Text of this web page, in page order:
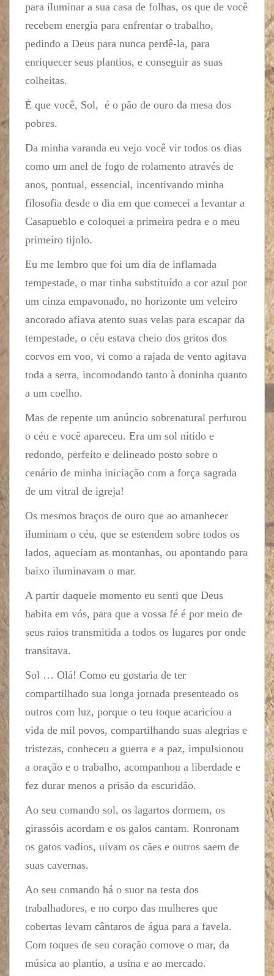
para iluminar a sua casa de folhas, os que de você
recebem energia para enfrentar o trabalho,
pedindo a Deus para nunca perdê-la, para
enriquecer seus plantios, e conseguir as suas
colheitas.
É que você, Sol, é o pão de ouro da mesa dos
pobres.
Da minha varanda eu vejo você vir todos os dias
como um anel de fogo de rolamento através de
anos, pontual, essencial, incentivando minha
filosofia desde o dia em que comecei a levantar a
Casapueblo e coloquei a primeira pedra e o meu
primeiro tijolo.
Eu me lembro que foi um dia de inflamada
tempestade, o mar tinha substituído a cor azul por
um cinza empavonado, no horizonte um veleiro
ancorado afiava atento suas velas para escapar da
tempestade, o céu estava cheio dos gritos dos
corvos em voo, vi como a rajada de vento agitava
toda a serra, incomodando tanto à doninha quanto
a um coelho.
Mas de repente um anúncio sobrenatural perfurou
o céu e você apareceu. Era um sol nítido e
redondo, perfeito e delineado posto sobre o
cenário de minha iniciação com a força sagrada
de um vitral de igreja!
Os mesmos braços de ouro que ao amanhecer
iluminam o céu, que se estendem sobre todos os
lados, aqueciam as montanhas, ou apontando para
baixo iluminavam o mar.
A partir daquele momento eu senti que Deus
habita em vós, para que a vossa fé é por meio de
seus raios transmitida a todos os lugares por onde
transitava.
Sol … Olá! Como eu gostaria de ter
compartilhado sua longa jornada presenteado os
outros com luz, porque o teu toque acariciou a
vida de mil povos, compartilhando suas alegrias e
tristezas, conheceu a guerra e a paz, impulsionou
a oração e o trabalho, acompanhou a liberdade e
fez durar menos a prisão da escuridão.
Ao seu comando sol, os lagartos dormem, os
girassóis acordam e os galos cantam. Ronronam
os gatos vadios, uivam os cães e outros saem de
suas cavernas.
Ao seu comando há o suor na testa dos
trabalhadores, e no corpo das mulheres que
cobertas levam cântaros de água para a favela.
Com toques de seu coração comove o mar, da
música ao plantio, a usina e ao mercado.